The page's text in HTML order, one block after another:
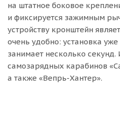
на штатное боковое
и фиксируется зажимным
устройству кронштейн
очень удобно: установка
занимает несколько
самозарядных карабинов
а также «Вепрь-Хантер».